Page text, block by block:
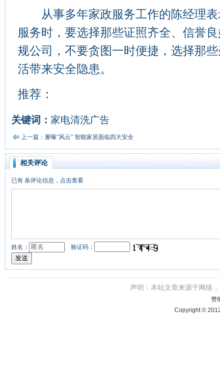
从事多年家政服务工作的陈经理表
服务时，要选择那些证照齐全、信誉
规公司，不要贪图一时便捷，选择那
活带来安全隐患。
推荐：
关键词： 家电清洗广告
上一篇：屡曝“风云” 智能家居面临四大安全
相关评论
已有 条评论信息，点击查看
姓名： 验证码：
声明：本站文章来源于网络
赞
Copyright ©